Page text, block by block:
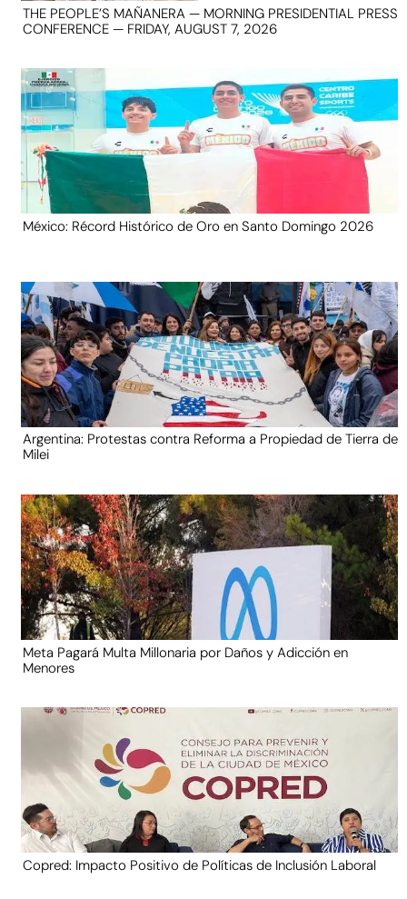
THE PEOPLE’S MAÑANERA — MORNING PRESIDENTIAL PRESS
CONFERENCE — FRIDAY, AUGUST 7, 2026
México: Récord Histórico de Oro en Santo Domingo 2026
Argentina: Protestas contra Reforma a Propiedad de Tierra de
Milei
Meta Pagará Multa Millonaria por Daños y Adicción en
Menores
Copred: Impacto Positivo de Políticas de Inclusión Laboral